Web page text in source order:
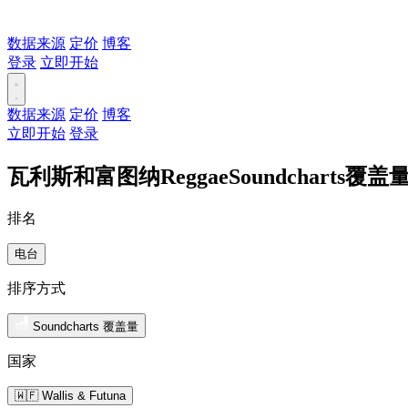
数据来源 定价 博客
登录 立即开始
数据来源 定价 博客
立即开始 登录
瓦利斯和富图纳ReggaeSoundcharts覆盖
排名
电台
排序方式
Soundcharts 覆盖量
国家
🇼🇫 Wallis & Futuna